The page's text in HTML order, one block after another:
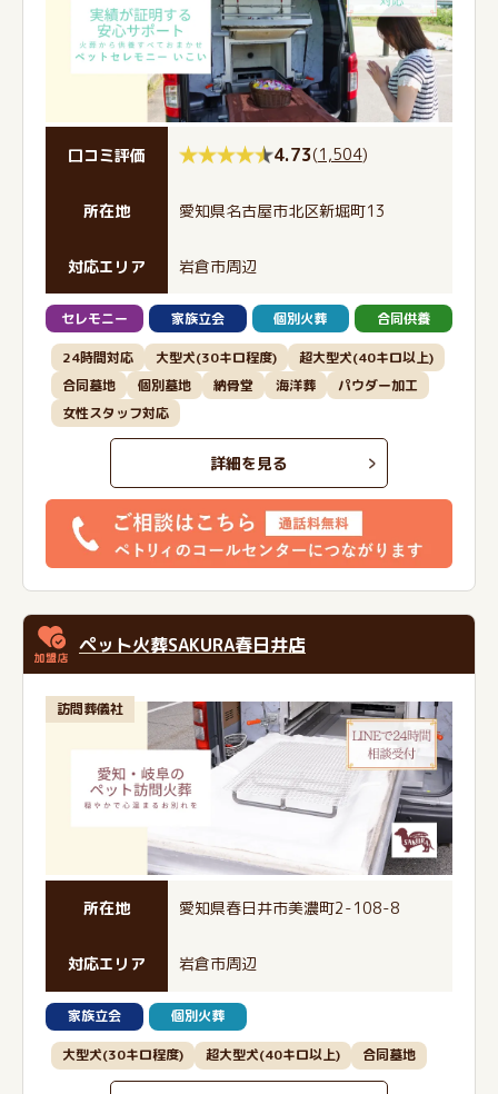
口コミ評価 4.73(1,504)
所在地 愛知県名古屋市北区新堀町13
対応エリア 岩倉市周辺
セレモニー 家族立会 個別火葬 合同供養
24時間対応 大型犬(30キロ程度)
超大型犬(40キロ以上)
合同墓地
個別墓地 納骨堂 海洋葬
パウダー加工
女性スタッフ対応
詳細を見る
ペット火葬SAKURA春日井店
訪問葬儀社
所在地 愛知県春日井市美濃町2-108-8
対応エリア 岩倉市周辺
家族立会 個別火葬
大型犬(30キロ程度) 超大型犬(40キロ以上) 合同墓地